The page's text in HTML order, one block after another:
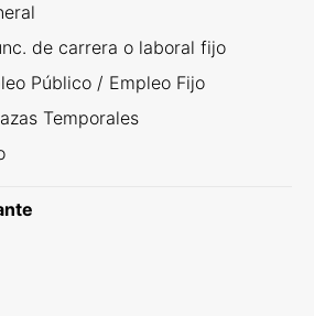
de carrera o laboral fijo
Público / Empleo Fijo
Temporales